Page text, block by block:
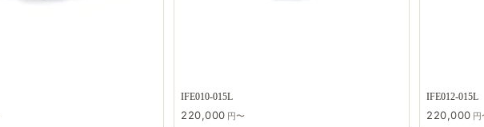
IFE010-015L
220,000 円〜
IFE012-015L
220,000 円